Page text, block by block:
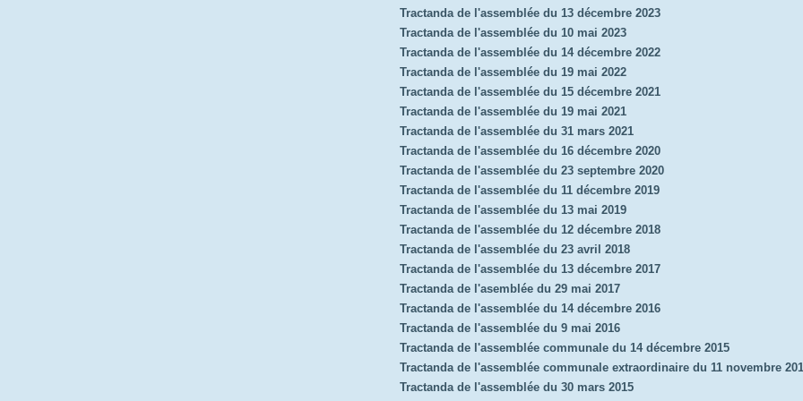
Tractanda de l'assemblée du 13 décembre 2023
Tractanda de l'assemblée du 10 mai 2023
Tractanda de l'assemblée du 14 décembre 2022
Tractanda de l'assemblée du 19 mai 2022
Tractanda de l'assemblée du 15 décembre 2021
Tractanda de l'assemblée du 19 mai 2021
Tractanda de l'assemblée du 31 mars 2021
Tractanda de l'assemblée du 16 décembre 2020
Tractanda de l'assemblée du 23 septembre 2020
Tractanda de l'assemblée du 11 décembre 2019
Tractanda de l'assemblée du 13 mai 2019
Tractanda de l'assemblée du 12 décembre 2018
Tractanda de l'assemblée du 23 avril 2018
Tractanda de l'assemblée du 13 décembre 2017
Tractanda de l'asemblée du 29 mai 2017
Tractanda de l'assemblée du 14 décembre 2016
Tractanda de l'assemblée du 9 mai 2016
Tractanda de l'assemblée communale du 14 décembre 2015
Tractanda de l'assemblée communale extraordinaire du 11 novembre
Tractanda de l'assemblée du 30 mars 2015